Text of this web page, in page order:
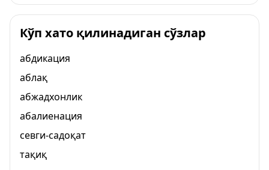
Кўп хато қилинадиган сўзлар
абдикация
аблақ
абжадхонлик
абалиенация
севги-садоқат
тақиқ